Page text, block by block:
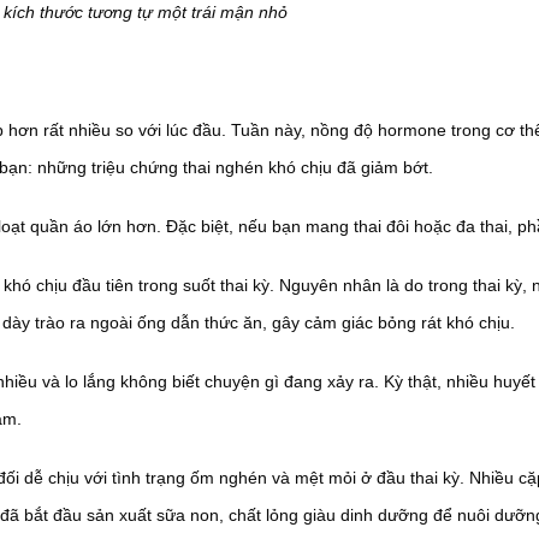
thước tương tự một trái mận nhỏ
rất nhiều so với lúc đầu. Tuần này, nồng độ hormone trong cơ
những triệu chứng thai nghén khó chịu đã giảm bớt.
quần áo lớn hơn. Đặc biệt, nếu bạn mang thai đôi hoặc đa thai,
chịu đầu tiên trong suốt thai kỳ. Nguyên nhân là do trong thai
trào ra ngoài ống dẫn thức ăn, gây cảm giác bỏng rát khó chịu.
và lo lắng không biết chuyện gì đang xảy ra. Kỳ thật, nhiều
dễ chịu với tình trạng ốm nghén và mệt mỏi ở đầu thai kỳ. Nhiều
bắt đầu sản xuất sữa non, chất lỏng giàu dinh dưỡng để nuôi